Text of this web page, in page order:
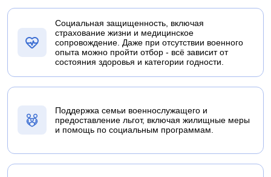
Социальная защищенность, включая
страхование жизни и медицинское
сопровождение. Даже при отсутствии военного
опыта можно пройти отбор - всё зависит от
состояния здоровья и категории годности.
Поддержка семьи военнослужащего и
предоставление льгот, включая жилищные меры
и помощь по социальным программам.